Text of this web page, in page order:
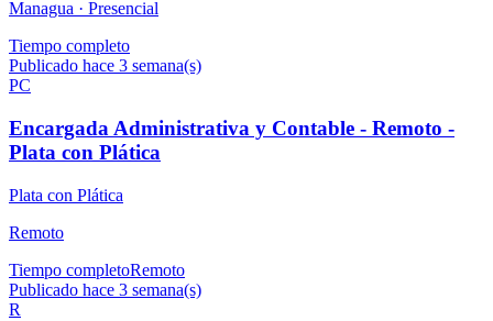
Managua · Presencial
Tiempo completo
Publicado hace 3 semana(s)
PC
Encargada Administrativa y Contable - Remoto -
Plata con Plática
Plata con Plática
Remoto
Tiempo completoRemoto
Publicado hace 3 semana(s)
R